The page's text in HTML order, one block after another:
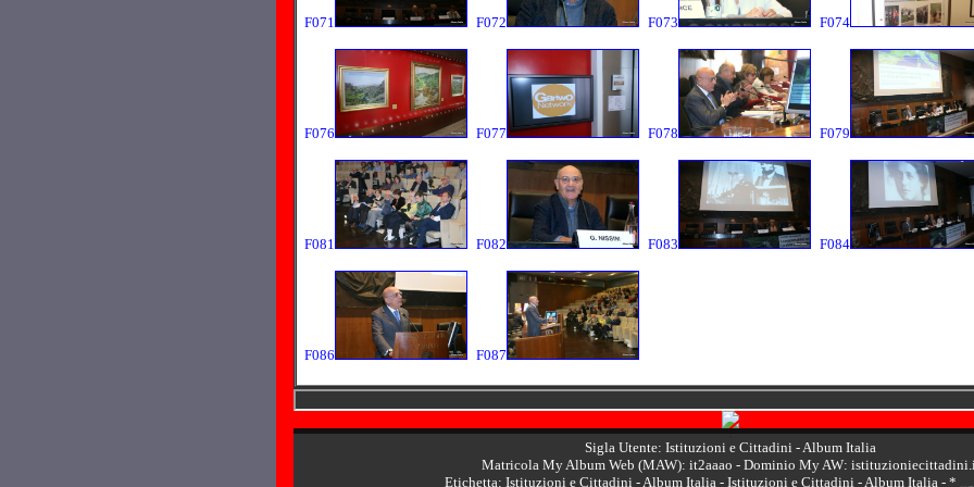
F071 F072 F073 F074
F076 F077 F078 F079
F081 F082 F083 F084
F086 F087
Sigla Utente: Istituzioni e Cittadini - Album Italia
Matricola My Album Web (MAW): it2aaao - Dominio My AW:
Etichetta: Istituzioni e Cittadini - Album Italia - Istituzioni e Cittadini - Album Italia - *